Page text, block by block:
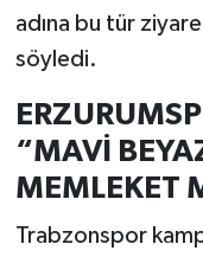
adına bu tür
söyledi.
“MAVİ
MEMLEKET
Trabzonspor